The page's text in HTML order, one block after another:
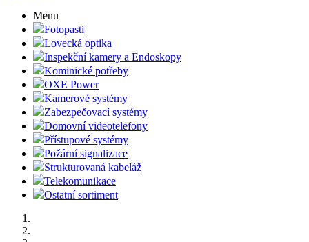
Menu
Fotopasti
Lovecká optika
Inspekční kamery a Endoskopy
Kominické potřeby
OXE Power
Kamerové systémy
Zabezpečovací systémy
Domovní videotelefony
Přístupové systémy
Požární signalizace
Strukturovaná kabeláž
Telekomunikace
Ostatní sortiment